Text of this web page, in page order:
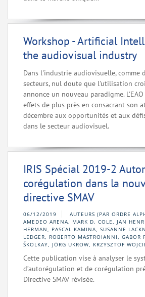
Workshop - Artificial
the audiovisual industry
Dans l'industrie audiovisuelle, comme
secteurs, nul doute que l'utilisation
annonce un nouveau paradigme.
effets de plus près en consacrant son
décembre aux opportunités et aux
dans le secteur audiovisuel.
IRIS Spécial 2019-2
corégulation dans la
directive SMAV
06/12/2019
AUTEURS (PAR ORDRE
AMEDEO ARENA, MARK D. COLE, JAN
HERMAN, PASCAL KAMINA, SUSANNE
LEDGER, ROBERTO MASTROIANNI, GABOR
ŠKOLKAY, JÖRG UKROW, KRZYSZTOF
Cette publication vise à analyser le
d’autorégulation et de corégulation
Directive SMAV révisée.